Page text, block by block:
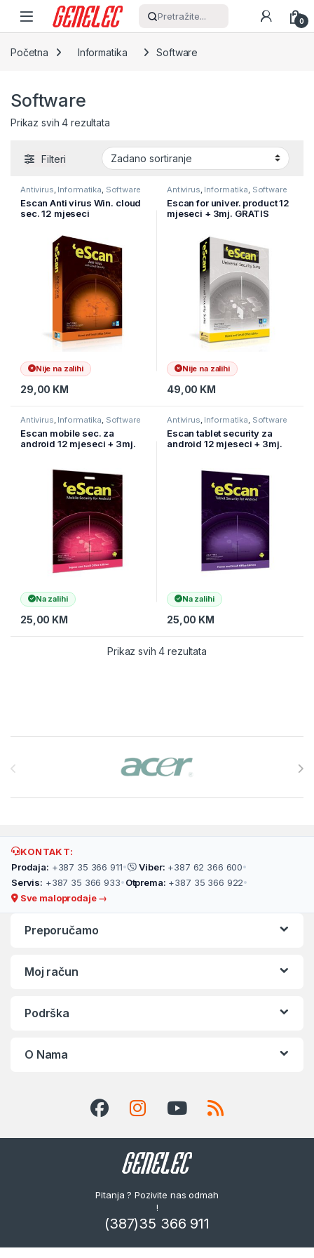
Skip to navigation
Skip to content
Pretražite... 0
Početna Informatika Software
Software
Prikaz svih 4 rezultata
Filteri
Antivirus, Informatika, Software
Escan Anti virus Win. cloud
sec. 12 mjeseci
Nije na zalihi
29,00 KM
Antivirus, Informatika, Software
Escan for univer. product 12
mjeseci + 3mj. GRATIS
Nije na zalihi
49,00 KM
Antivirus, Informatika, Software
Escan mobile sec. za
android 12 mjeseci + 3mj.
Na zalihi
25,00 KM
Antivirus, Informatika, Software
Escan tablet security za
android 12 mjeseci + 3mj.
Na zalihi
25,00 KM
Prikaz svih 4 rezultata
KONTAKT:
Prodaja: +387 35 366 911• Viber: +387 62 366 600•
Servis: +387 35 366 933• Otprema: +387 35 366 922•
Sve maloprodaje →
Preporučamo
Moj račun
Podrška
O Nama
Pitanja ? Pozivite nas odmah
!
(387)35 366 911